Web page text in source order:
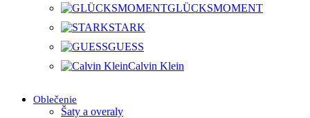
GLÜCKSMOMENT
STARK
GUESS
Calvin Klein
Oblečenie
Šaty a overaly